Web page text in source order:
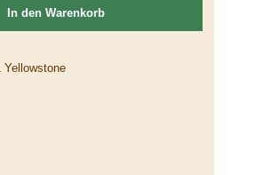
In den Warenkorb